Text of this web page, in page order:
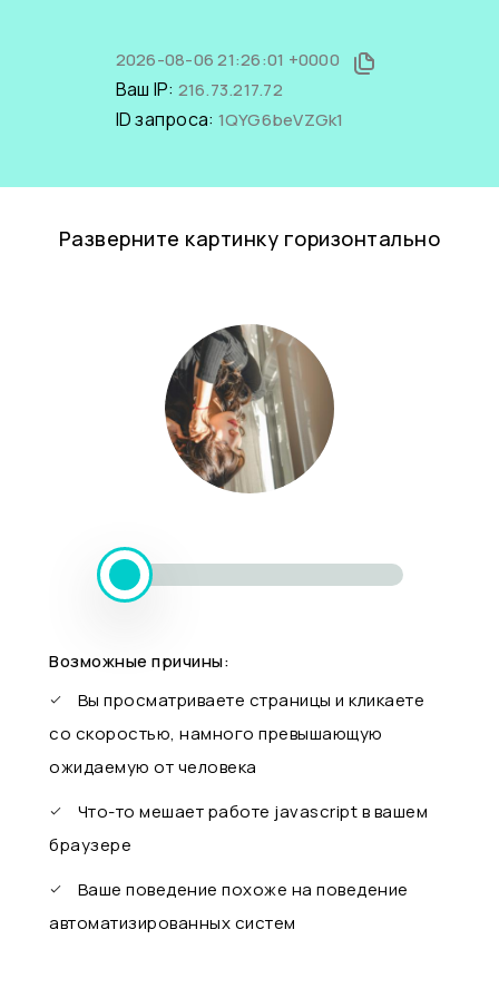
2026-08-06 21:26:01 +0000
Ваш IP: 216.73.217.72
ID запроса: 1QYG6beVZGk1
Разверните картинку горизонтально
Возможные причины:
Вы просматриваете страницы и кликаете
со скоростью, намного превышающую
ожидаемую от человека
Что-то мешает работе javascript в вашем
браузере
Ваше поведение похоже на поведение
автоматизированных систем